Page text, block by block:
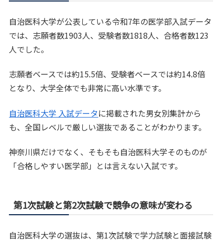
自治医科大学が公表している令和7年の医学部入試データ
では、志願者数1903人、受験者数1818人、合格者数123
人でした。
志願者ベースでは約15.5倍、受験者ベースでは約14.8倍
となり、大学全体でも非常に高い水準です。
自治医科大学 入試データに掲載された男女別集計から
も、全国レベルで厳しい選抜であることがわかります。
神奈川県だけでなく、そもそも自治医科大学そのものが
「合格しやすい医学部」とは言えない入試です。
第1次試験と第2次試験で競争の意味が変わる
自治医科大学の選抜は、第1次試験で学力試験と面接試験